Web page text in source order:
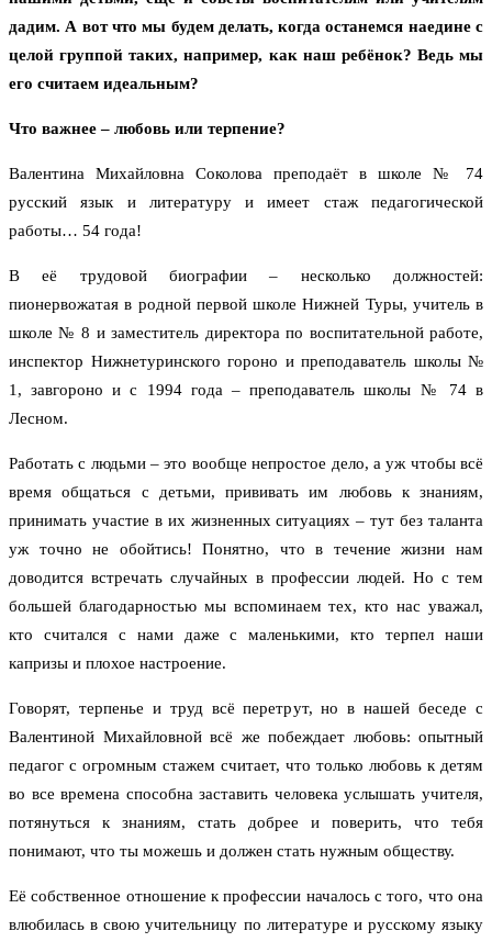
дадим. А вот что мы будем делать, когда останемся наедине с
целой группой таких, например, как наш ребёнок? Ведь мы
его считаем идеальным?
Что важнее – любовь или терпение?
Валентина Михайловна Соколова преподаёт в школе № 74
русский язык и литературу и имеет стаж педагогической
работы… 54 года!
В её трудовой биографии – несколько должностей:
пионервожатая в родной первой школе Нижней Туры, учитель в
школе № 8 и заместитель директора по воспитательной работе,
инспектор Нижнетуринского гороно и преподаватель школы №
1, завгороно и с 1994 года – преподаватель школы № 74 в
Лесном.
Работать с людьми – это вообще непростое дело, а уж чтобы всё
время общаться с детьми, прививать им любовь к знаниям,
принимать участие в их жизненных ситуациях – тут без таланта
уж точно не обойтись! Понятно, что в течение жизни нам
доводится встречать случайных в профессии людей. Но с тем
большей благодарностью мы вспоминаем тех, кто нас уважал,
кто считался с нами даже с маленькими, кто терпел наши
капризы и плохое настроение.
Говорят, терпенье и труд всё перетрут, но в нашей беседе с
Валентиной Михайловной всё же побеждает любовь: опытный
педагог с огромным стажем считает, что только любовь к детям
во все времена способна заставить человека услышать учителя,
потянуться к знаниям, стать добрее и поверить, что тебя
понимают, что ты можешь и должен стать нужным обществу.
Её собственное отношение к профессии началось с того, что она
влюбилась в свою учительницу по литературе и русскому языку